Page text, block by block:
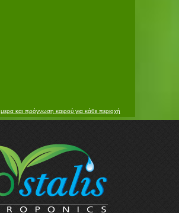
και πρόγνωση καιρού για κάθε περιοχή